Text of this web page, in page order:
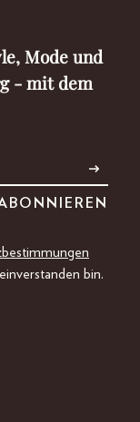
Mode und
- mit dem
bin.